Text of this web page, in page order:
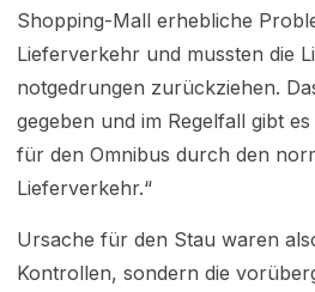
Shopping-Mall erhebliche
Lieferverkehr und mussten die
notgedrungen zurückziehen.
gegeben und im Regelfall gibt
für den Omnibus durch den
Lieferverkehr.“
Ursache für den Stau waren
Kontrollen, sondern die